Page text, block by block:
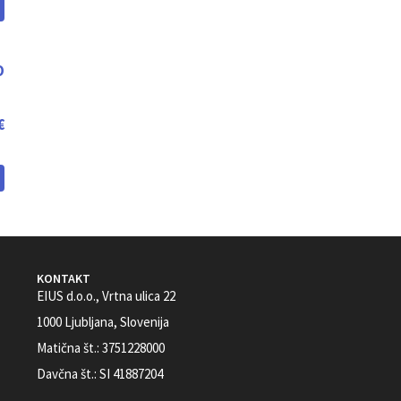
KONTAKT
EIUS d.o.o., Vrtna ulica 22
1000 Ljubljana, Slovenija
Matična št.: 3751228000
Davčna št.: SI 41887204